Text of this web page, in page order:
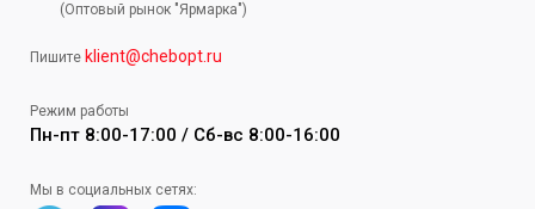
(Оптовый рынок "Ярмарка")
Пишите klient@chebopt.ru
Режим работы
Пн-пт 8:00-17:00 / Сб-вс 8:00-16:00
Мы в социальных сетях: